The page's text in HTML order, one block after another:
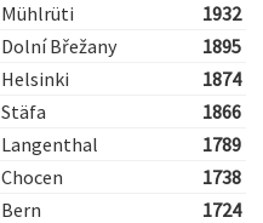
Mühlrüti
1932
Dolní Břežany
1895
Helsinki
1874
Stäfa
1866
Langenthal
1789
Chocen
1738
Bern
1724